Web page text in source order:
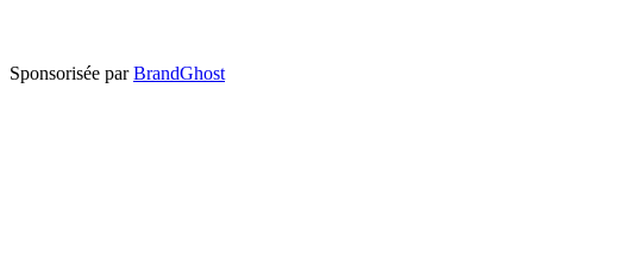
Sponsorisée par BrandGhost